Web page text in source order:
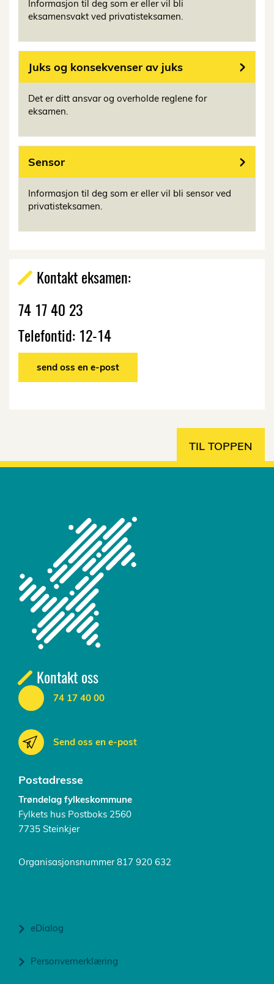
Informasjon til deg som er eller vil bli
eksamensvakt ved privatisteksamen.
Juks og konsekvenser av juks
Det er ditt ansvar og overholde reglene for
eksamen.
Sensor
Informasjon til deg som er eller vil bli sensor ved
privatisteksamen.
Kontakt eksamen:
74 17 40 23
Telefontid: 12-14
send oss en e-post
TIL TOPPEN
Kontakt oss
74 17 40 00
Send oss en e-post
Postadresse
Trøndelag fylkeskommune
Fylkets hus Postboks 2560
7735 Steinkjer
Organisasjonsnummer 817 920 632
eDialog
Personvernerklæring